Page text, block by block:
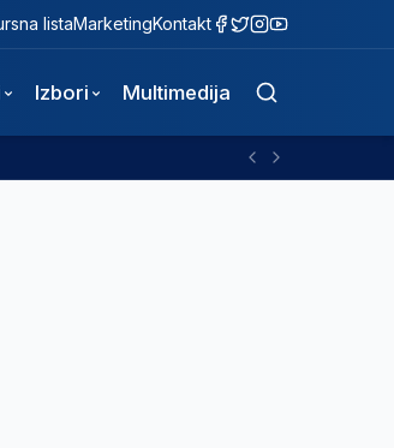
listaMarketingKontakt
Izbori Multimedija